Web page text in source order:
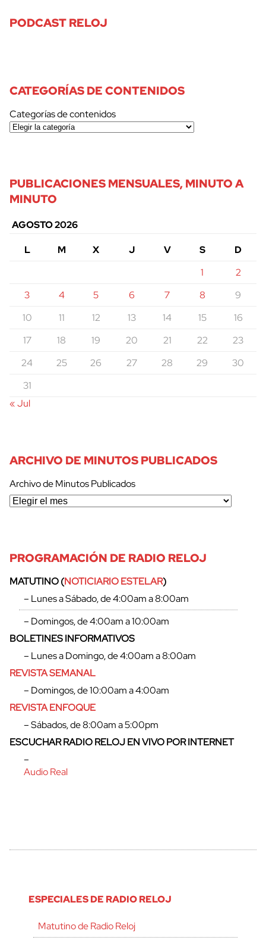
cerrar
PODCAST RELOJ
CATEGORÍAS DE CONTENIDOS
Categorías de contenidos
PUBLICACIONES MENSUALES, MINUTO A
MINUTO
AGOSTO 2026
L
M X J V S
D
1
2
3
4 5 6 7 8
9
10
11 12 13 14 15
16
17
18 19 20 21 22
23
24
25 26 27 28 29
30
31
« Jul
ARCHIVO DE MINUTOS PUBLICADOS
Archivo de Minutos Publicados
PROGRAMACIÓN DE RADIO RELOJ
MATUTINO (NOTICIARIO ESTELAR)
– Lunes a Sábado, de 4:00am a 8:00am
– Domingos, de 4:00am a 10:00am
BOLETINES INFORMATIVOS
– Lunes a Domingo, de 4:00am a 8:00am
REVISTA SEMANAL
– Domingos, de 10:00am a 4:00am
REVISTA ENFOQUE
– Sábados, de 8:00am a 5:00pm
ESCUCHAR RADIO RELOJ EN VIVO POR INTERNET
–
Audio Real
ESPECIALES DE RADIO RELOJ
Matutino de Radio Reloj